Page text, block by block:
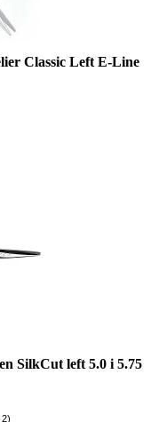
Classic Left E-Line
SilkCut left 5.0 i 5.75